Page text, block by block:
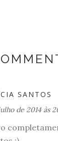
SANTOS
de 2014 às